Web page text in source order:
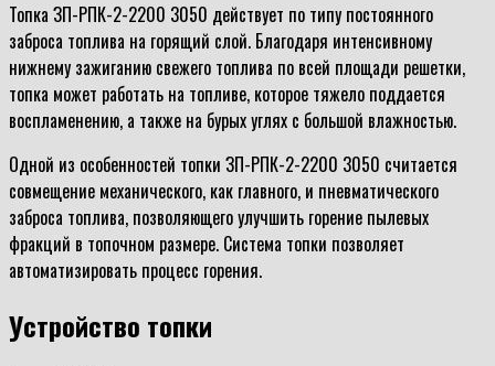
Топка ЗП-РПК-2-2200 3050 действует по типу постоянного
заброса топлива на горящий слой. Благодаря интенсивному
нижнему зажиганию свежего топлива по всей площади решетки,
топка может работать на топливе, которое тяжело поддается
воспламенению, а также на бурых углях с большой влажностью.
Одной из особенностей топки ЗП-РПК-2-2200 3050 считается
совмещение механического, как главного, и пневматического
заброса топлива, позволяющего улучшить горение пылевых
фракций в топочном размере. Система топки позволяет
автоматизировать процесс горения.
Устройство топки